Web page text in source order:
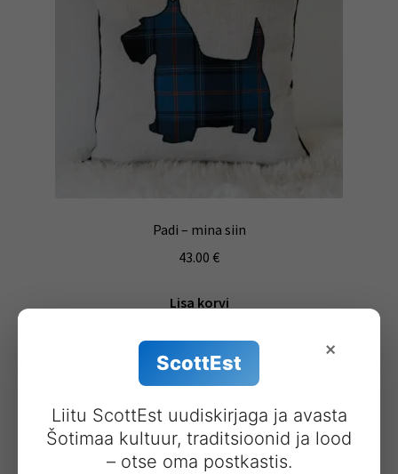
Padi – mina siin
43.00 €
Lisa korvi
×
ScottEst
Liitu ScottEst uudiskirjaga ja avasta
Šotimaa kultuur, traditsioonid ja lood
– otse oma postkastis.